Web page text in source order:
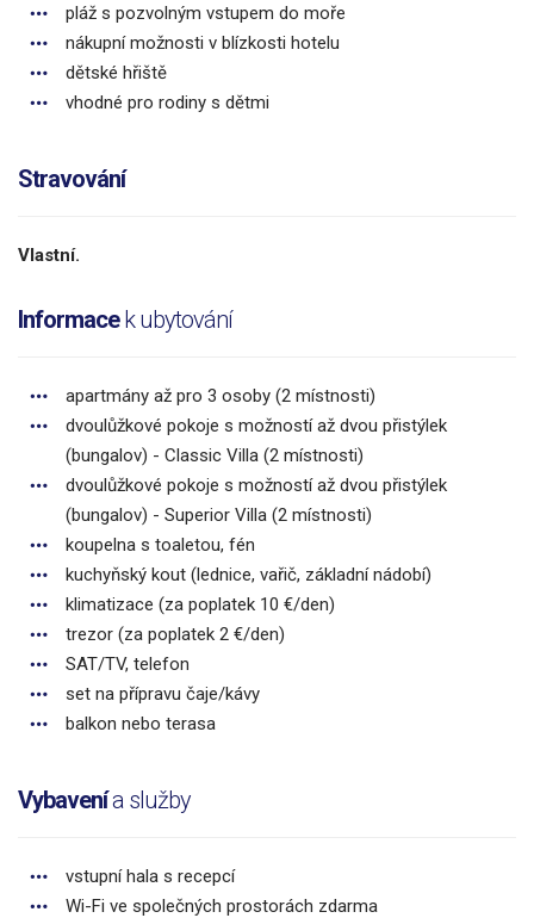
pláž s pozvolným vstupem do moře
nákupní možnosti v blízkosti hotelu
dětské hřiště
vhodné pro rodiny s dětmi
Stravování
Vlastní.
Informacek ubytování
apartmány až pro 3 osoby (2 místnosti)
dvoulůžkové pokoje s možností až dvou přistýlek
(bungalov) - Classic Villa (2 místnosti)
dvoulůžkové pokoje s možností až dvou přistýlek
(bungalov) - Superior Villa (2 místnosti)
koupelna s toaletou, fén
kuchyňský kout (lednice, vařič, základní nádobí)
klimatizace (za poplatek 10 €/den)
trezor (za poplatek 2 €/den)
SAT/TV, telefon
set na přípravu čaje/kávy
balkon nebo terasa
Vybavenía služby
vstupní hala s recepcí
Wi-Fi ve společných prostorách zdarma